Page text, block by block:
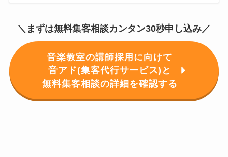
＼まずは無料集客相談カンタン30秒申し込み／
音楽教室の講師採用に向けて
音アド(集客代行サービス)と
無料集客相談の詳細を確認する